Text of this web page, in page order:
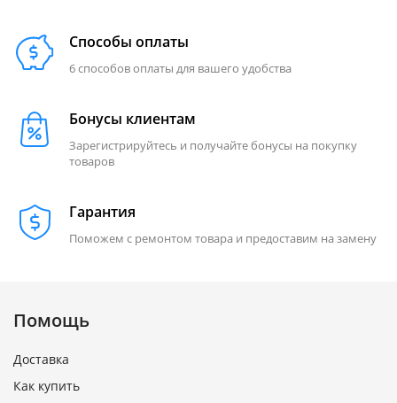
Способы оплаты
6 способов оплаты для вашего удобства
Бонусы клиентам
Зарегистрируйтесь и получайте бонусы на покупку
товаров
Гарантия
Поможем с ремонтом товара и предоставим на замену
Помощь
Доставка
Как купить